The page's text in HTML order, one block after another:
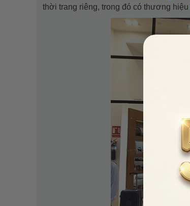
thời trang riêng, trong đó có thương hiệu